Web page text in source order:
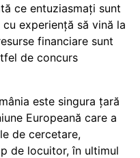
ce entuziasmați sunt
experiență să vină la
financiare sunt
de concurs
este singura țară
Europeană care a
de cercetare,
de locuitor, în ultimul